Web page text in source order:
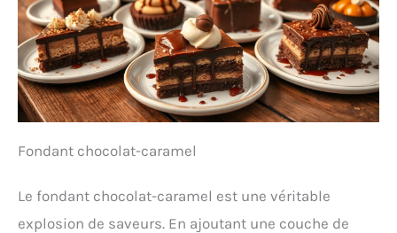
Fondant chocolat-caramel
Le fondant chocolat-caramel est une véritable
explosion de saveurs. En ajoutant une couche de